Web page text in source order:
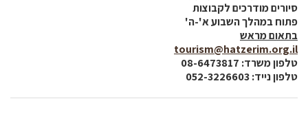
מידע מדעי על תזונה ובריאות
פרסומי מועצת החלב
סיורים מודרכים לקבוצות
פתוח במהלך השבוע א'-ה'
בתאום מראש
tourism@hatzerim.org.il
טלפון משרד: 08-6473817
טלפון נייד: 052-3226603